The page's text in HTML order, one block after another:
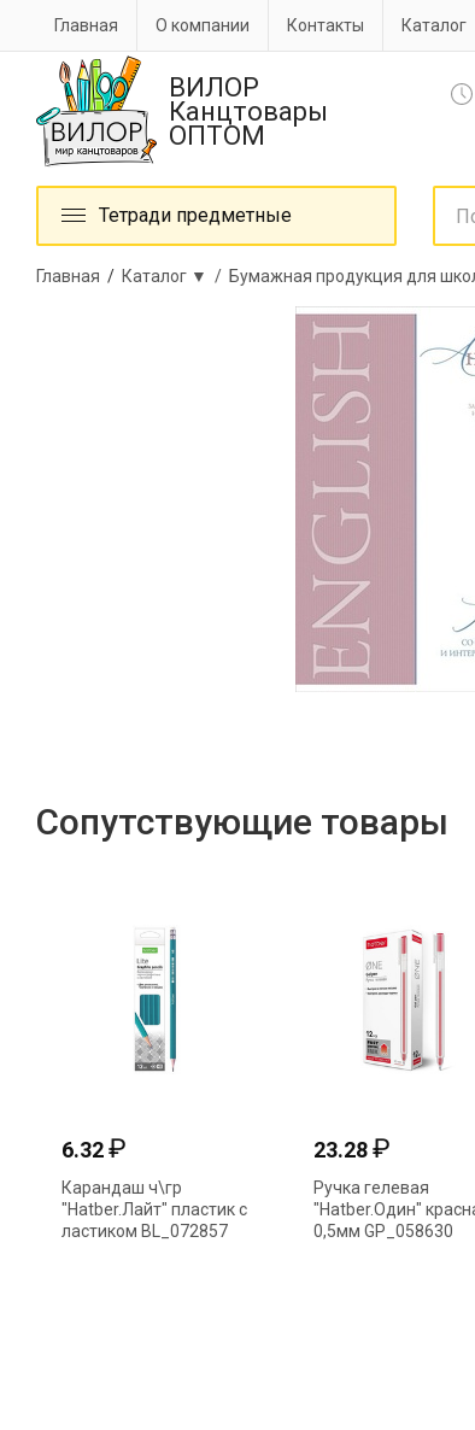
Главная О компании Контакты Каталог
ВИЛОР
Канцтовары
ОПТОМ
Тетради предметные
Главная / Каталог ▼ / Бумажная продукция для
Сопутствующие товары
6.32₽
Карандаш ч\гр
"Hatber.Лайт" пластик с
ластиком BL_072857
23.28₽
Ручка гелевая
"Hatber.Один"
0,5мм GP_058630